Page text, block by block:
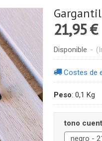
21,95 €
Disponible -
Costes de
Peso: 0,1 Kg
tono